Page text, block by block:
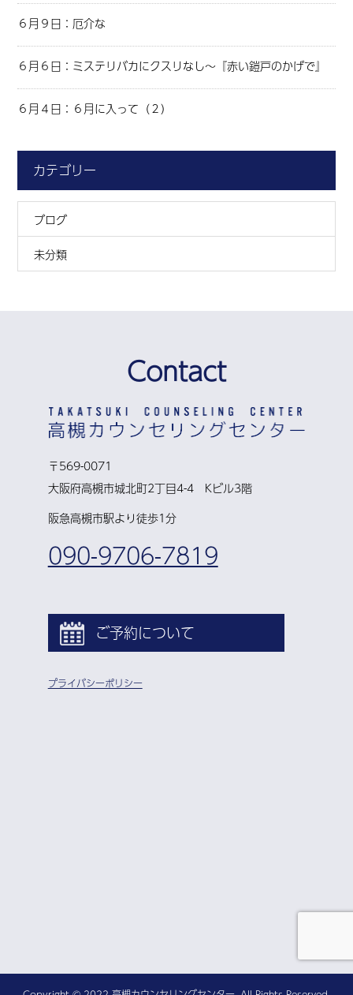
６月９日：厄介な
６月６日：ミステリバカにクスリなし～『赤い鎧戸のかげで』
６月４日：６月に入って（２）
カテゴリー
ブログ
未分類
Contact
〒569-0071
大阪府高槻市城北町2丁目4-4 Kビル3階
阪急高槻市駅より徒歩1分
090-9706-7819
ご予約について
プライバシーポリシー